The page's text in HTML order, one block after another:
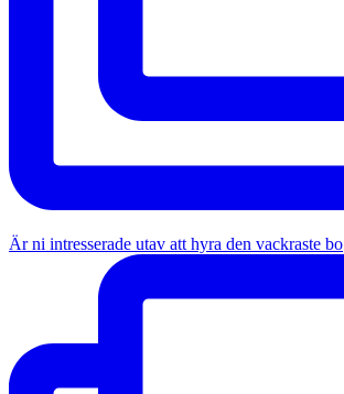
Är ni intresserade utav att hyra den vackraste bo